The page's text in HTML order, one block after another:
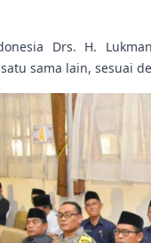
Drs. H.
sama lain, sesuai